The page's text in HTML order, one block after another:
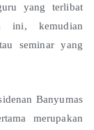
yang terlibat
ini, kemudian
seminar yang
Banyumas
merupakan